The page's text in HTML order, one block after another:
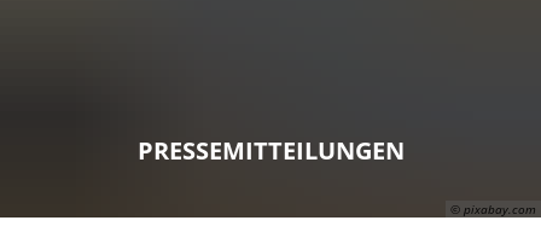
© pixabay.com
PRESSEMITTEILUNGEN